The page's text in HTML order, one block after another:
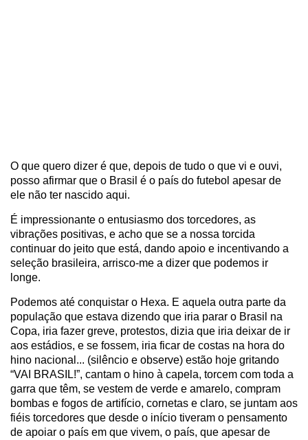
O que quero dizer é que, depois de tudo o que vi e ouvi,
posso afirmar que o Brasil é o país do futebol apesar de
ele não ter nascido aqui.
É impressionante o entusiasmo dos torcedores, as
vibrações positivas, e acho que se a nossa torcida
continuar do jeito que está, dando apoio e incentivando a
seleção brasileira, arrisco-me a dizer que podemos ir
longe.
Podemos até conquistar o Hexa. E aquela outra parte da
população que estava dizendo que iria parar o Brasil na
Copa, iria fazer greve, protestos, dizia que iria deixar de ir
aos estádios, e se fossem, iria ficar de costas na hora do
hino nacional... (silêncio e observe) estão hoje gritando
“VAI BRASIL!”, cantam o hino à capela, torcem com toda a
garra que têm, se vestem de verde e amarelo, compram
bombas e fogos de artifício, cornetas e claro, se juntam aos
fiéis torcedores que desde o início tiveram o pensamento
de apoiar o país em que vivem, o país, que apesar de